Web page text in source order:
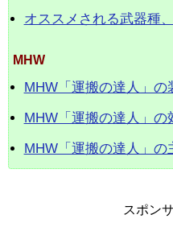
オススメされる武器種
MHW
MHW「運搬の達人」
MHW「運搬の達人」の
MHW「運搬の達人」の
スポン